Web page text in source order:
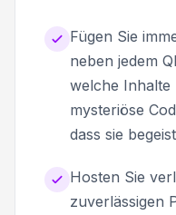
Fügen Sie
neben jedem
welche Inhalte
mysteriöse
dass sie
Hosten Sie
zuverlässigen